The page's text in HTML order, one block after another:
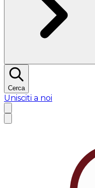
Cerca
Unisciti a noi